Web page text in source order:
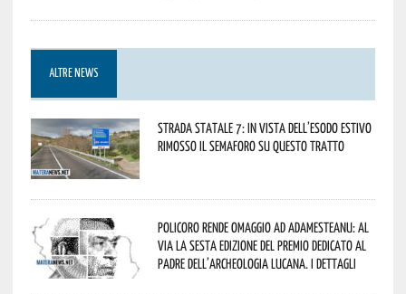
ALTRE NEWS
Strada statale 7: in vista dell’esodo estivo
rimosso il semaforo su questo tratto
Policoro rende omaggio ad Adamesteanu: al
via la sesta edizione del Premio dedicato al
padre dell’archeologia lucana. I dettagli